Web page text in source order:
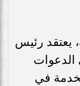
يعتقد رئيس
الدعوات
في